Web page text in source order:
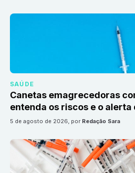
SAÚDE
Canetas emagrecedoras
entenda os riscos e o alerta
5 de agosto de 2026, por Redação Sara